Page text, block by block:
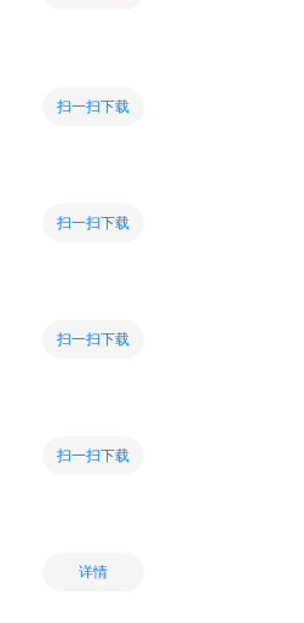
扫一扫下载
扫一扫下载
扫一扫下载
扫一扫下载
详情